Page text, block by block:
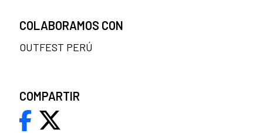
COLABORAMOS CON
OUTFEST PERÚ
COMPARTIR